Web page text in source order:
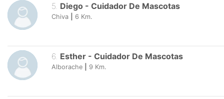
5 Diego - Cuidador De Mascotas
Chiva 6 Km.
6 Esther - Cuidador De Mascotas
Alborache 9 Km.